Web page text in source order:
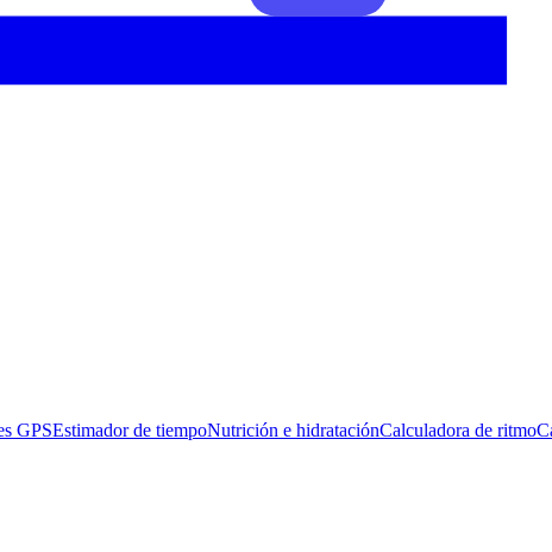
GPSEstimador de tiempoNutrición e hidrataciónCalculadora de ritmo